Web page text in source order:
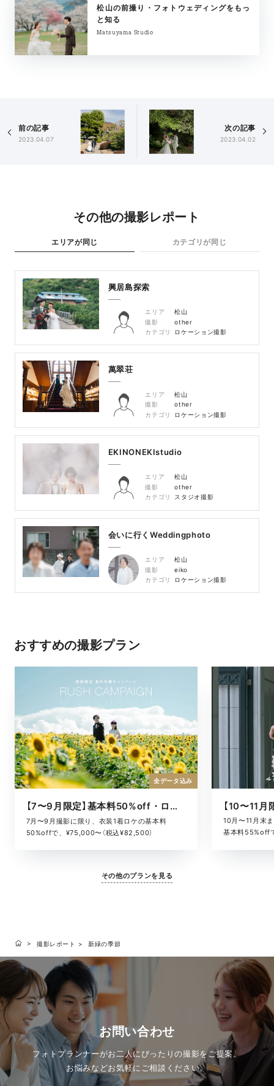
松山の前撮り・フォトウェディングをもっ
と知る
Matsuyama Studio
前の記事
2023.04.07
次の記事
2023.04.02
その他の撮影レポート
エリアが同じ カテゴリが同じ
興居島探索
エリア
松山
撮影
other
カテゴリ
ロケーション撮影
萬翠荘
エリア
松山
撮影
other
カテゴリ
ロケーション撮影
EKINONEKIstudio
エリア
松山
撮影
other
カテゴリ
スタジオ撮影
会いに行くWeddingphoto
エリア
松山
撮影
eiko
カテゴリ
ロケーション撮影
おすすめの撮影プラン
【7〜9月限定】基本料50%off・ロケキャンペーン
7月〜9月撮影に限り、衣装1着ロケの基本料
50%offで、¥75,000〜（税込¥82,500）
全データ込み
10月〜11月末
基本料55%off
その他のプランを見る
撮影レポート 新緑の季節
お問い合わせ
フォトプランナーがお二人にぴったりの撮影をご提案。
お悩みなどお気軽にご相談ください。